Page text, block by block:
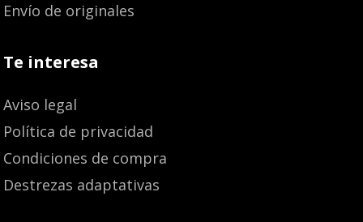
Envío de originales
Te interesa
Aviso legal
Política de privacidad
Condiciones de compra
Destrezas adaptativas